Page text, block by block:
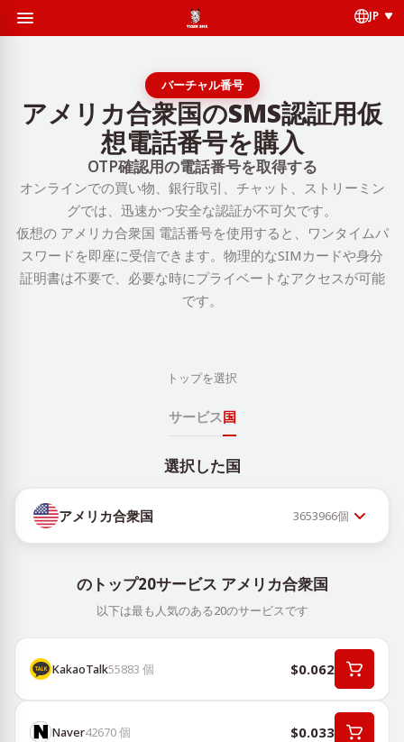
JP
バーチャル番号
アメリカ合衆国のSMS認証用仮
想電話番号を購入
OTP確認用の電話番号を取得する
オンラインでの買い物、銀行取引、チャット、ストリーミン
グでは、迅速かつ安全な認証が不可欠です。
仮想の アメリカ合衆国 電話番号を使用すると、ワンタイムパ
スワードを即座に受信できます。物理的なSIMカードや身分
証明書は不要で、必要な時にプライベートなアクセスが可能
です。
トップを選択
サービス国
選択した国
アメリカ合衆国 3653966個
のトップ20サービス アメリカ合衆国
以下は最も人気のある20のサービスです
KakaoTalk55883 個 $0.062
Naver42670個 $0.033